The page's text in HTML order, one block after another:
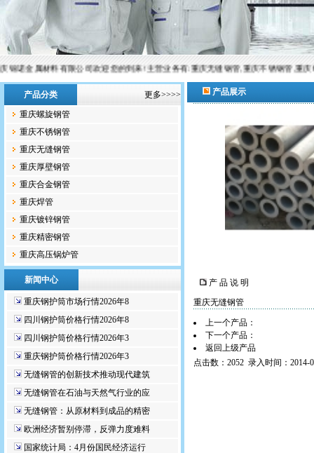
锦诺金属材料有限公司欢迎您的到来!主营业务有:重庆无缝钢管,重庆不锈钢管,重庆
产品分类
更多>>>>
重庆螺旋钢管
重庆不锈钢管
重庆无缝钢管
重庆厚壁钢管
重庆合金钢管
重庆焊管
重庆镀锌钢管
重庆精密钢管
重庆高压锅炉管
新闻中心
重庆钢护筒市场行情2026年8
四川钢护筒价格行情2026年8
四川钢护筒价格行情2026年3
重庆钢护筒价格行情2026年3
无缝钢管的创新技术推动现代建筑
无缝钢管在石油与天然气行业的应
无缝钢管：从原材料到成品的精密
欧洲经济暂别停滞，反弹力度难料
国家统计局：4月份国民经济运行
产品展示
产 品 说 明
重庆无缝钢管
上一个产品：
下一个产品：
返回上级产品
点击数：2052 录入时间：2014-